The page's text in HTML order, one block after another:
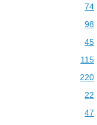
74
98
45
115
220
22
47